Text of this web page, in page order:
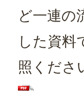
ど一連の
した資料
照くださ